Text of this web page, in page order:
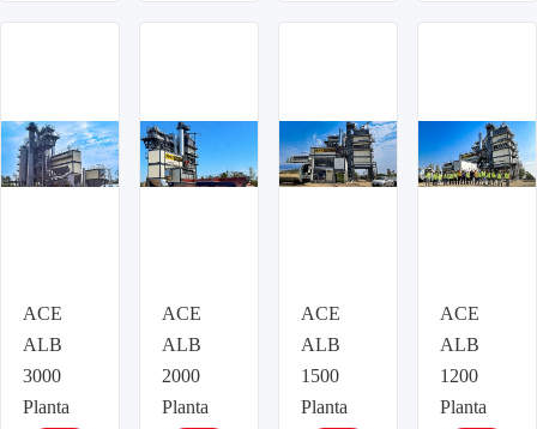
ACE
ALB
3000
Planta
ACE
ALB
2000
Planta
ACE
ALB
1500
Planta
ACE
ALB
1200
Planta